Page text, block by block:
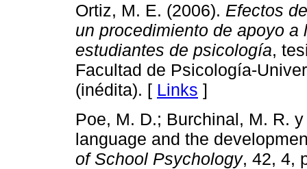
Ortiz, M. E. (2006). Efectos
un procedimiento de apoyo
estudiantes de psicología,
Facultad de Psicología-
(inédita). [ Links ]
Poe, M. D.; Burchinal, M. R.
language and the
of School Psychology, 42, 4,